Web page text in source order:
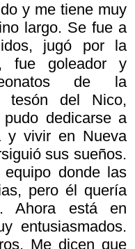
y me tiene muy
largo. Se fue a
jugó por la
fue goleador y
de la
tesón del Nico,
dedicarse a
y vivir en Nueva
sus sueños.
donde las
pero él quería
Ahora está en
entusiasmados.
Me dicen que